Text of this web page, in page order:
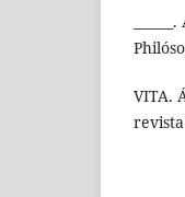
VITA.